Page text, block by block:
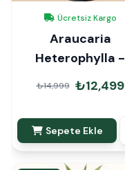
Ücretsiz Kargo
Araucaria
Heterophylla -
Arokarya Çam
160cm
₺14,999 ₺12,499
Sepete Ekle